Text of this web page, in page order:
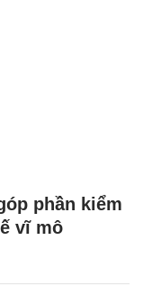
phần kiểm
vĩ mô